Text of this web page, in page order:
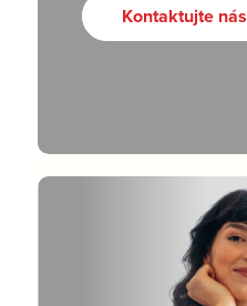
Kontaktujte nás